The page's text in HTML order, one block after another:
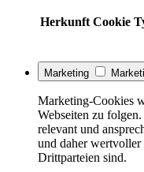
Herkunft Cookie
Marketing
Marketing-Cookies
Webseiten zu
relevant und
und daher
Drittparteien sind.